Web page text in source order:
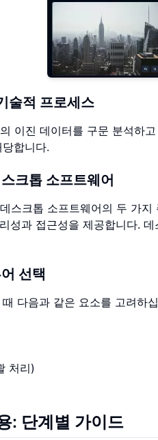
술적 프로세스
이진 데이터를 구문 분석하
합니다.
크톱 소프트웨어
스크톱 소프트웨어의 두 가
성과 접근성을 제공합니다.
선택
다음과 같은 요소를 고려하
처리)
: 단계별 가이드